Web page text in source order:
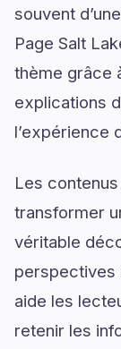
souvent
Page Salt
thème grâce
explications
l’expérience
Les
transformer
véritable
perspectives
aide les
retenir les